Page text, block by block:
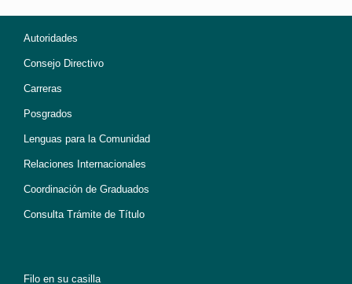
Autoridades
Consejo Directivo
Carreras
Posgrados
Lenguas para la Comunidad
Relaciones Internacionales
Coordinación de Graduados
Consulta Trámite de Título
Filo en su casilla